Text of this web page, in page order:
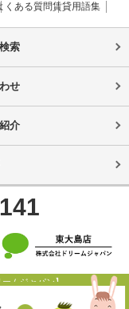
くある質問賃貸用語集
索
せ
介
ムジャパン】